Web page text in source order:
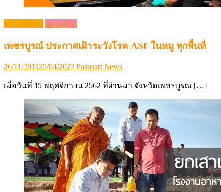
ข่าว (News) สุกร (Pig)
เพชรบูรณ์ ประกาศเฝ้าระวังโรค ASF ในหมู ทุกพื้นที่
Posted
26/11/201925/04/2023 Author
Pasusart News
เมื่อวันที่ 15 พฤศจิกายน 2562 ที่ผ่านมา จังหวัดเพชรบูรณ […]